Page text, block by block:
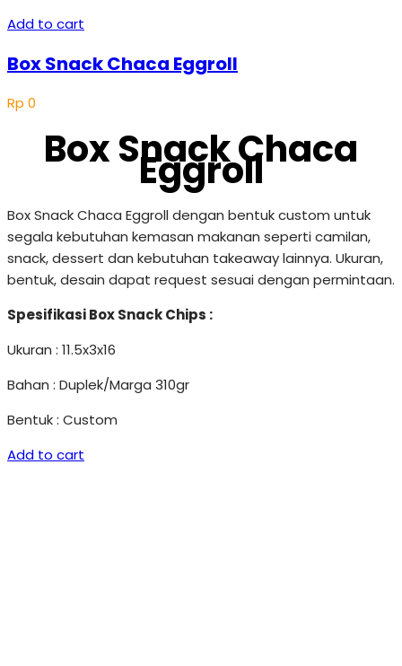
Add to cart
Box Snack Chaca Eggroll
Rp 0
Box Snack Chaca
Eggroll
Box Snack Chaca Eggroll dengan bentuk custom untuk
segala kebutuhan kemasan makanan seperti camilan,
snack, dessert dan kebutuhan takeaway lainnya. Ukuran,
bentuk, desain dapat request sesuai dengan permintaan.
Spesifikasi Box Snack Chips :
Ukuran : 11.5x3x16
Bahan : Duplek/Marga 310gr
Bentuk : Custom
Add to cart